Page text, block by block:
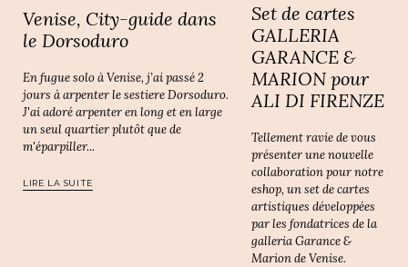
Venise, City-guide dans
le Dorsoduro
En fugue solo à Venise, j’ai passé 2
jours à arpenter le sestiere Dorsoduro.
J'ai adoré arpenter en long et en large
un seul quartier plutôt que de
m'éparpiller...
LIRE LA SUITE
Set de cartes
GALLERIA
GARANCE &
MARION pour
ALI DI FIRENZE
Tellement ravie de vous
présenter une nouvelle
collaboration pour notre
eshop, un set de cartes
artistiques développées
par les fondatrices de la
galleria Garance &
Marion de Venise.